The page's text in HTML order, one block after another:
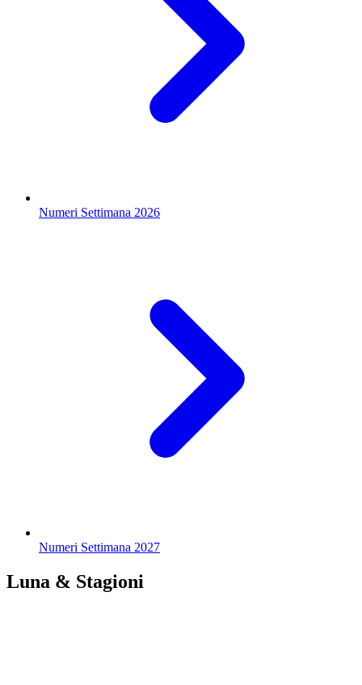
Numeri Settimana 2026
Numeri Settimana 2027
Luna & Stagioni